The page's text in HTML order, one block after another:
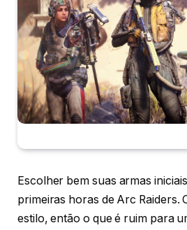
Escolher bem suas armas
primeiras horas de Arc Raiders.
estilo, então o que é ruim para